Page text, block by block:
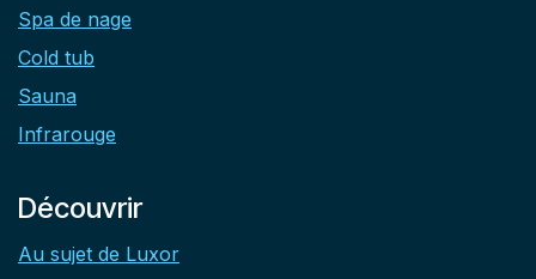
Spa de nage
Cold tub
Sauna
Infrarouge
Découvrir
Au sujet de Luxor